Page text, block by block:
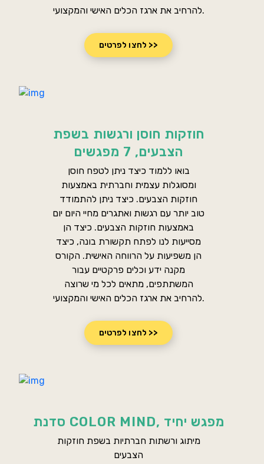
להרחיב את ארגז הכלים האישי והמקצועי.
לחצו לפרטים >>
חוזקות חוסן ורגשות בשפת
הצבעים, 7 מפגשים
בואו ללמוד כיצד ניתן לטפח חוסן
ומסוגלות עצמית וחברתית באמצעות
חוזקות הצבעים. כיצד ניתן להתמודד
טוב יותר עם רגשות ואתגרים מחיי היום יום
באמצעות חוזקות הצבעים. כיצד הן
מסייעות לנו לפתח תקשורת בונה, כיצד
הן משפיעות על הרווחה האישית. הקורס
מקנה ידע וכלים פרקטיים עבור
המשתתפים, מתאים לכל מי שרוצה
להרחיב את ארגז הכלים האישי והמקצועי.
לחצו לפרטים >>
סדנת COLOR MIND, מפגש יחיד
מיתוג ורשתות חברתיות בשפת חוזקות
הצבעים